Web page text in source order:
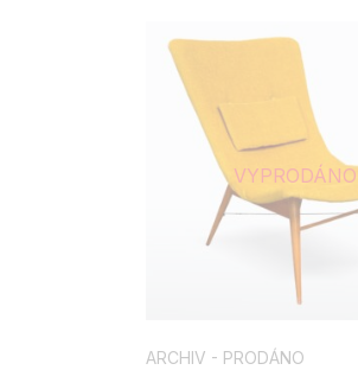
VYPRODÁNO
ARCHIV - PRODÁNO